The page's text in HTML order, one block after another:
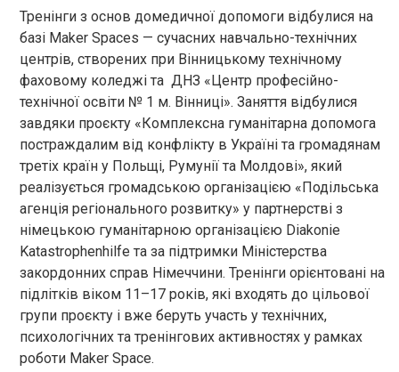
Тренінги з основ домедичної допомоги відбулися на
базі Maker Spaces — сучасних навчально-технічних
центрів, створених при Вінницькому технічному
фаховому коледжі та ДНЗ «Центр професійно-
технічної освіти № 1 м. Вінниці». Заняття відбулися
завдяки проєкту «Комплексна гуманітарна допомога
постраждалим від конфлікту в Україні та громадянам
третіх країн у Польщі, Румунії та Молдові», який
реалізується громадською організацією «Подільська
агенція регіонального розвитку» у партнерстві з
німецькою гуманітарною організацією Diakonie
Katastrophenhilfe та за підтримки Міністерства
закордонних справ Німеччини. Тренінги орієнтовані на
підлітків віком 11–17 років, які входять до цільової
групи проєкту і вже беруть участь у технічних,
психологічних та тренінгових активностях у рамках
роботи Maker Space.